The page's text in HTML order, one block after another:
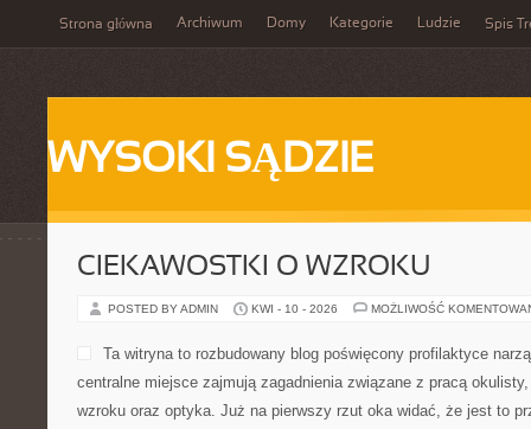
Strona główna Archiwum Domy Kategorie Ludzie Spis
WYSOKI SĄDZIE
CIEKAWOSTKI O WZROKU
POSTED BY ADMIN KWI - 10 - 2026 MOŻLIWOŚĆ
Ta witryna to rozbudowany blog poświęcony profilaktyce
centralne miejsce zajmują zagadnienia związane z pracą
wzroku oraz optyka. Już na pierwszy rzut oka widać, że jest to